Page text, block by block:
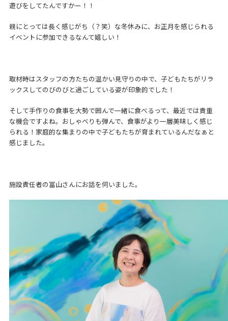
遊びをしてたんですかー！！
親にとっては長く感じがち（？笑）な冬休みに、お正月を感じられる
イベントに参加できるなんて嬉しい！
取材時はスタッフの方たちの温かい見守りの中で、子どもたちがリラ
ックスしてのびのびと過ごしている姿が印象的でした！
そして手作りの食事を大勢で囲んで一緒に食べるって、最近では貴重
な機会ですよね。おしゃべりも弾んで、食事がより一層美味しく感じ
られる！家庭的な集まりの中で子どもたちが育まれているんだなぁと
感じました。
施設責任者の冨山さんにお話を伺いました。